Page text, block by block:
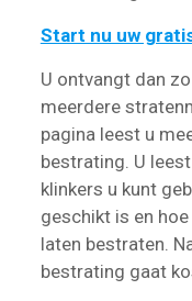
Start nu uw
U ontvangt dan
meerdere
pagina leest u
bestrating. U
klinkers u kunt
geschikt is en
laten bestraten.
bestrating gaat